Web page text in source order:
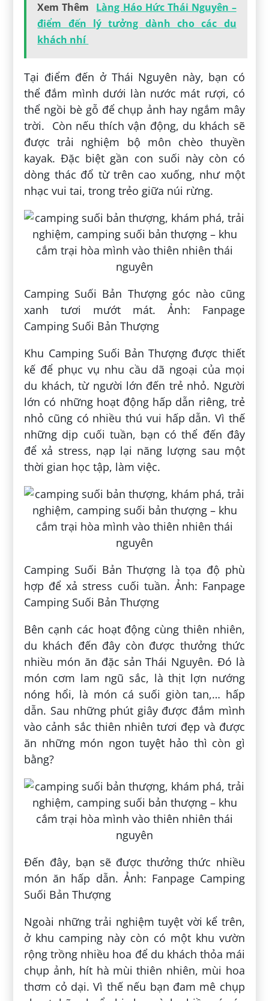
Xem Thêm
Làng Háo Hức Thái Nguyên –
điểm đến lý tưởng dành cho các du
khách nhí
Tại điểm đến ở Thái Nguyên này, bạn có
thể đắm mình dưới làn nước mát rượi, có
thể ngồi bè gỗ để chụp ảnh hay ngắm mây
trời. Còn nếu thích vận động, du khách sẽ
được trải nghiệm bộ môn chèo thuyền
kayak. Đặc biệt gần con suối này còn có
dòng thác đổ từ trên cao xuống, như một
nhạc vui tai, trong trẻo giữa núi rừng.
Camping Suối Bản Thượng góc nào cũng
xanh tươi mướt mát. Ảnh: Fanpage
Camping Suối Bản Thượng
Khu Camping Suối Bản Thượng được thiết
kế để phục vụ nhu cầu dã ngoại của mọi
du khách, từ người lớn đến trẻ nhỏ. Người
lớn có những hoạt động hấp dẫn riêng, trẻ
nhỏ cũng có nhiều thú vui hấp dẫn. Vì thế
những dịp cuối tuần, bạn có thể đến đây
để xả stress, nạp lại năng lượng sau một
thời gian học tập, làm việc.
Camping Suối Bản Thượng là tọa độ phù
hợp để xả stress cuối tuần. Ảnh: Fanpage
Camping Suối Bản Thượng
Bên cạnh các hoạt động cùng thiên nhiên,
du khách đến đây còn được thưởng thức
nhiều món ăn đặc sản Thái Nguyên. Đó là
món cơm lam ngũ sắc, là thịt lợn nướng
nóng hổi, là món cá suối giòn tan,… hấp
dẫn. Sau những phút giây được đắm mình
vào cảnh sắc thiên nhiên tươi đẹp và được
ăn những món ngon tuyệt hảo thì còn gì
bằng?
Đến đây, bạn sẽ được thưởng thức nhiều
món ăn hấp dẫn. Ảnh: Fanpage Camping
Suối Bản Thượng
Ngoài những trải nghiệm tuyệt vời kể trên,
ở khu camping này còn có một khu vườn
rộng trồng nhiều hoa để du khách thỏa mái
chụp ảnh, hít hà mùi thiên nhiên, mùi hoa
thơm cỏ dại. Vì thế nếu bạn đam mê chụp